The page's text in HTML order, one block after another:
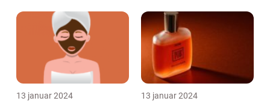
13 januar 2024 13 januar 2024